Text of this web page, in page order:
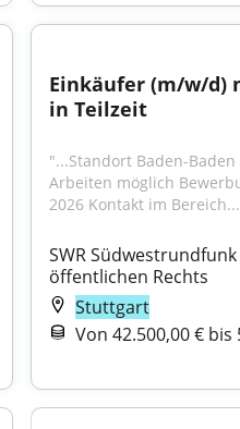
Einkäufer (m/w/d)
in Teilzeit
"...Standort Baden-
Arbeiten möglich
2026 Kontakt im
SWR
öffentlichen Rechts
Stuttgart
Von 42.500,00 € bis